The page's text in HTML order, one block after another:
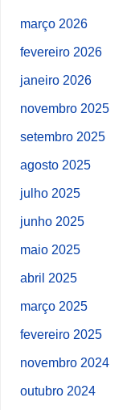
março 2026
fevereiro 2026
janeiro 2026
novembro 2025
setembro 2025
agosto 2025
julho 2025
junho 2025
maio 2025
abril 2025
março 2025
fevereiro 2025
novembro 2024
outubro 2024